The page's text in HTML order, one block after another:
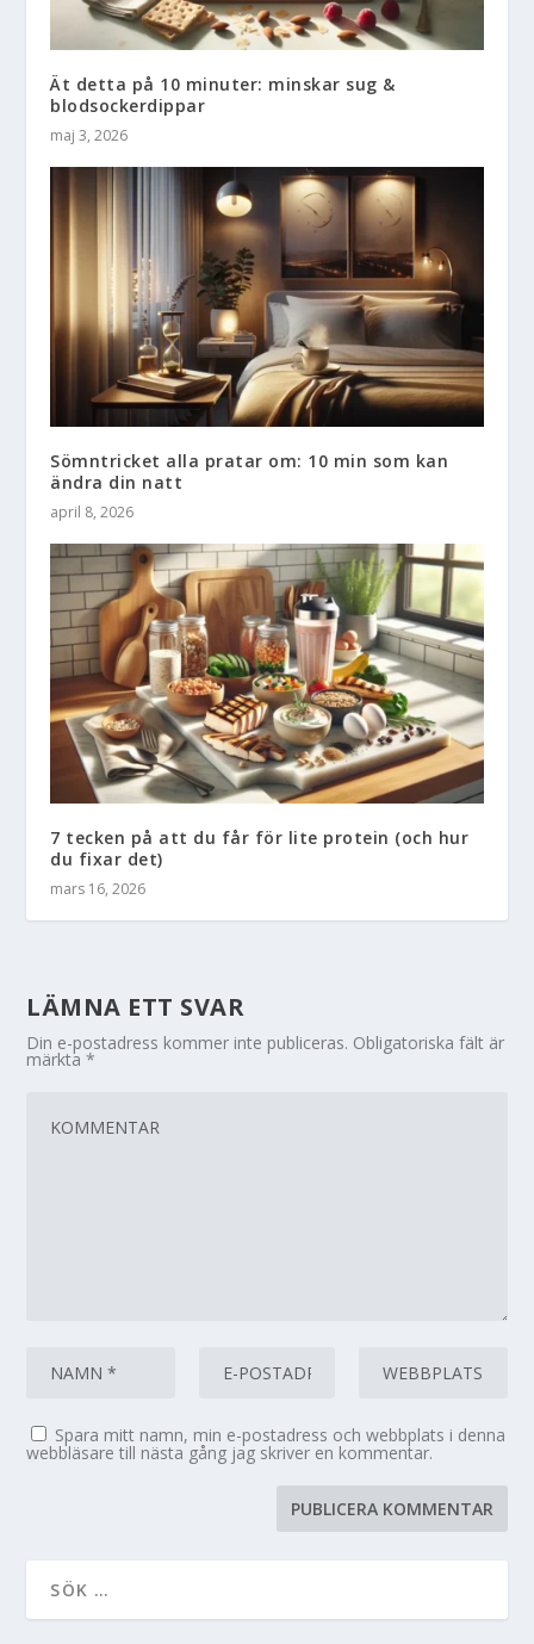
Ät detta på 10 minuter: minskar sug &
blodsockerdippar
maj 3, 2026
Sömntricket alla pratar om: 10 min som kan
ändra din natt
april 8, 2026
7 tecken på att du får för lite protein (och hur
du fixar det)
mars 16, 2026
LÄMNA ETT SVAR
Din e-postadress kommer inte publiceras. Obligatoriska fält är
märkta*
Spara mitt namn, min e-postadress och webbplats i denna
webbläsare till nästa gång jag skriver en kommentar.